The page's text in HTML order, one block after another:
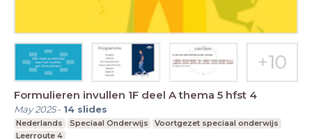
Formulieren invullen 1F deel A thema 5 hfst 4
May 2025- 14 slides
Nederlands Speciaal Onderwijs
Voortgezet speciaal onderwijs
Leerroute 4